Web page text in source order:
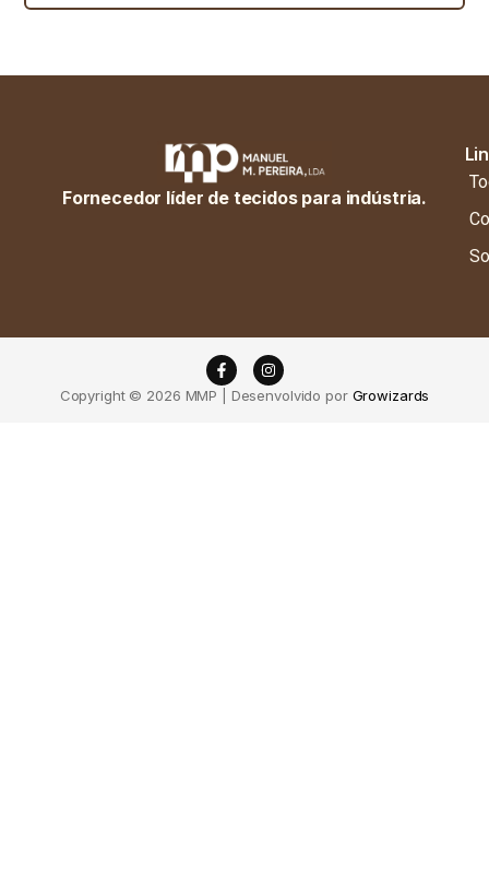
Fornecedor líder de tecidos para indústria.
Copyright © 2026 MMP | Desenvolvido por Growizards